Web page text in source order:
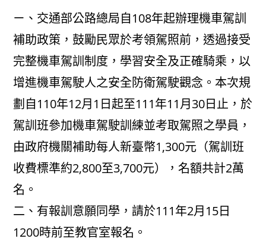
ㄧ、交通部公路總局自108年起辦理機車駕訓
補助政策，鼓勵民眾於考領駕照前，透過接受
完整機車駕訓制度，學習安全及正確騎乘，以
增進機車駕駛人之安全防衛駕駛觀念。本次規
劃自110年12月1日起至111年11月30日止，於
駕訓班參加機車駕駛訓練並考取駕照之學員，
由政府機關補助每人新臺幣1,300元（駕訓班
收費標準約2,800至3,700元），名額共計2萬
名。
二、有報訓意願同學，請於111年2月15日
1200時前至教官室報名。